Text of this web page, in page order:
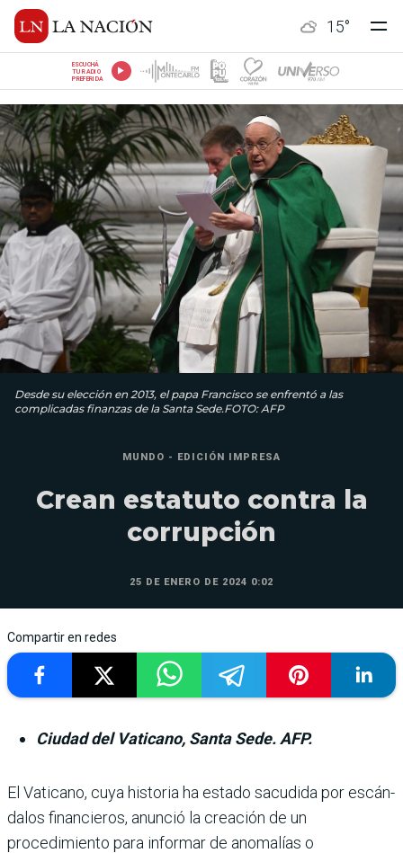
15°
ESCUCHÁ
TU RADIO
PREFERIDA
Desde su elección en 2013, el papa Francisco se enfrentó a las
complicadas finanzas de la Santa Sede.FOTO: AFP
MUNDO - EDICIÓN IMPRESA
Crean estatuto contra la
corrupción
25 DE ENERO DE 2024 0:02
Compartir en redes
Ciudad del Vaticano, Santa Sede. AFP.
El Vaticano, cuya historia ha estado sacudida por escán­
dalos financieros, anunció la creación de un
procedimiento para informar de anomalías o